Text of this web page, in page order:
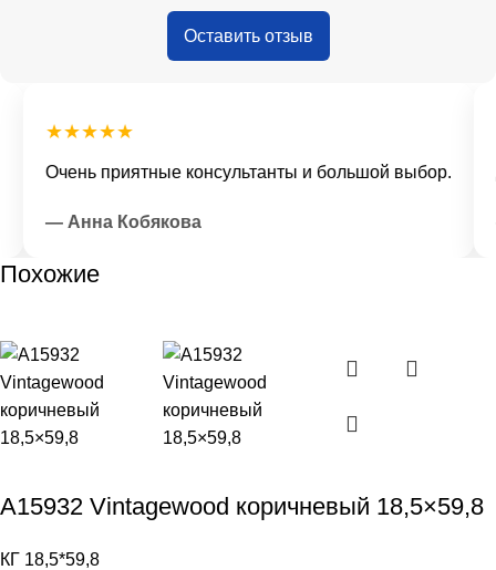
Оставить отзыв
★★★★★
Очень приятные консультанты и большой выбор.
— Анна Кобякова
Похожие
A15932 Vintagewood коричневый 18,5×59,8
КГ 18,5*59,8